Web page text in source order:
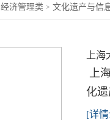
经济管理类 > 文化遗产与信
上
上
化
[详